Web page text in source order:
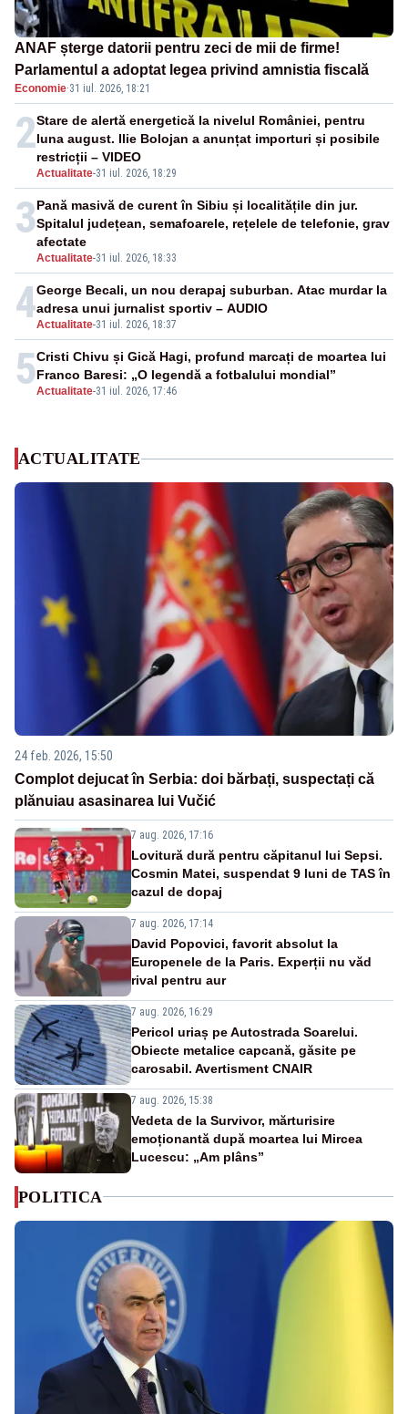
ANAF șterge datorii pentru zeci de mii de firme!
Parlamentul a adoptat legea privind amnistia fiscală
Economie·31 iul. 2026, 18:21
2
Actualitate-31 iul. 2026, 18:29
Stare de alertă energetică la nivelul României, pentru
luna august. Ilie Bolojan a anunțat importuri și posibile
restricții – VIDEO
3
Actualitate-31 iul. 2026, 18:33
Pană masivă de curent în Sibiu și localitățile din jur.
Spitalul județean, semafoarele, rețelele de telefonie, grav
afectate
4Actualitate-31 iul. 2026, 18:37
George Becali, un nou derapaj suburban. Atac murdar la
adresa unui jurnalist sportiv – AUDIO
5Actualitate-31 iul. 2026, 17:46
Cristi Chivu și Gică Hagi, profund marcați de moartea lui
Franco Baresi: „O legendă a fotbalului mondial”
ACTUALITATE
24 feb. 2026, 15:50
Complot dejucat în Serbia: doi bărbați, suspectați că
plănuiau asasinarea lui Vučić
7 aug. 2026, 17:16
Lovitură dură pentru căpitanul lui Sepsi.
Cosmin Matei, suspendat 9 luni de TAS în
cazul de dopaj
7 aug. 2026, 17:14
David Popovici, favorit absolut la
Europenele de la Paris. Experții nu văd
rival pentru aur
7 aug. 2026, 16:29
Pericol uriaș pe Autostrada Soarelui.
Obiecte metalice capcană, găsite pe
carosabil. Avertisment CNAIR
7 aug. 2026, 15:38
Vedeta de la Survivor, mărturisire
emoționantă după moartea lui Mircea
Lucescu: „Am plâns”
POLITICA